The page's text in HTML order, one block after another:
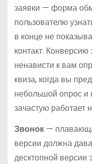
заявки — форма
пользователю
в конце не
контакт.
ненависти к вам
квиза, когда вы
небольшой опрос и
зачастую работает
Звонок —
версии должна
десктопной версии